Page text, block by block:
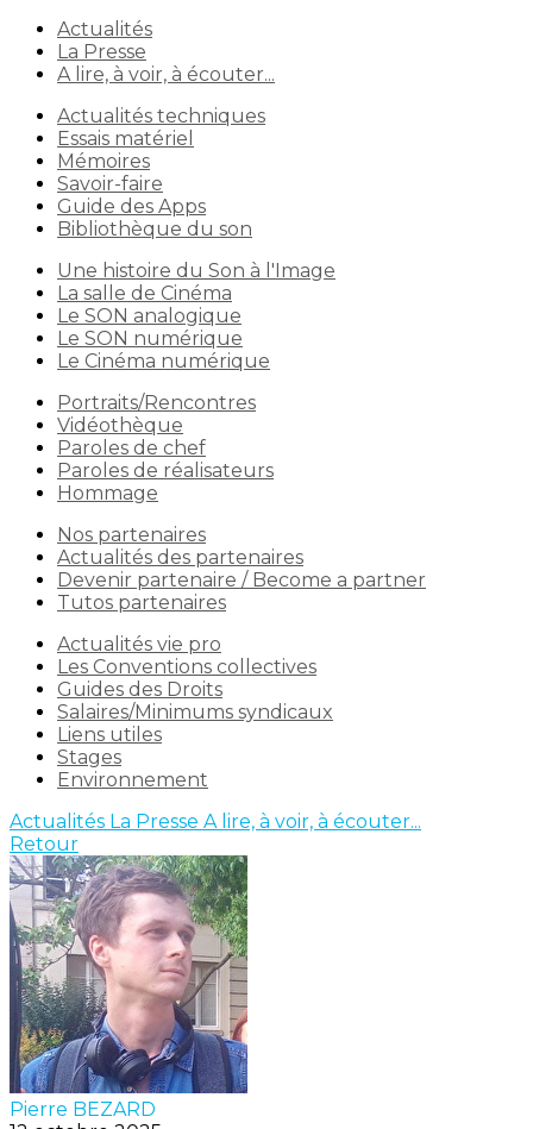
Actualités
La Presse
A lire, à voir, à écouter...
Actualités techniques
Essais matériel
Mémoires
Savoir-faire
Guide des Apps
Bibliothèque du son
Une histoire du Son à l'Image
La salle de Cinéma
Le SON analogique
Le SON numérique
Le Cinéma numérique
Portraits/Rencontres
Vidéothèque
Paroles de chef
Paroles de réalisateurs
Hommage
Nos partenaires
Actualités des partenaires
Devenir partenaire / Become a partner
Tutos partenaires
Actualités vie pro
Les Conventions collectives
Guides des Droits
Salaires/Minimums syndicaux
Liens utiles
Stages
Environnement
Actualités La Presse A lire, à voir, à écouter...
Retour
Pierre BEZARD